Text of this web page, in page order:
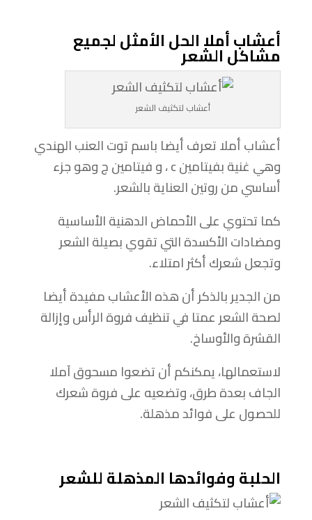
أعشاب أملا الحل الأمثل لجميع
مشاكل الشعر
أعشاب لتكثيف الشعر
أعشاب أملا تعرف أيضا باسم توت العنب الهندي
وهي غنية بفيتامين c ، و فيتامين ج وهو جزء
أساسي من روتين العناية بالشعر.
كما تحتوي على الأحماض الدهنية الأساسية
ومضادات الأكسدة التي تقوي بصيلة الشعر
وتجعل شعرك أكثر امتلاء.
من الجدير بالذكر أن هذه الأعشاب مفيدة أيضا
لصحة الشعر عمتا في تنظيف فروة الرأس وإزالة
القشرة والأوساخ.
لاستعمالها، يمكنكم أن تضعوا مسحوق آملا
الجاف بعدة طرق، وتضعيه على فروة شعرك
للحصول على فوائد مذهلة.
الحلبة وفوائدها المذهلة للشعر